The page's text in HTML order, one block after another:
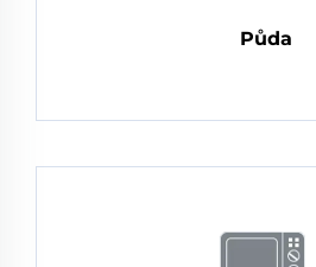
Půda